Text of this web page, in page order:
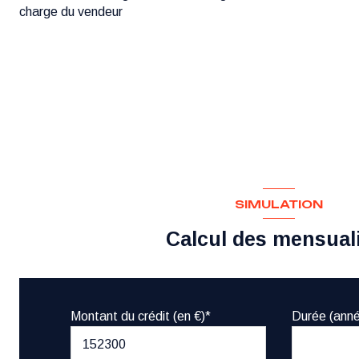
charge du vendeur
SIMULATION
Calcul des
Montant du crédit (en €)* Durée